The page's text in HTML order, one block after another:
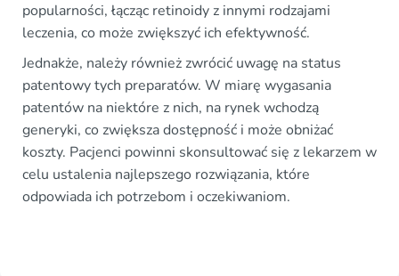
popularności, łącząc retinoidy z innymi rodzajami
leczenia, co może zwiększyć ich efektywność.
Jednakże, należy również zwrócić uwagę na status
patentowy tych preparatów. W miarę wygasania
patentów na niektóre z nich, na rynek wchodzą
generyki, co zwiększa dostępność i może obniżać
koszty. Pacjenci powinni skonsultować się z lekarzem w
celu ustalenia najlepszego rozwiązania, które
odpowiada ich potrzebom i oczekiwaniom.